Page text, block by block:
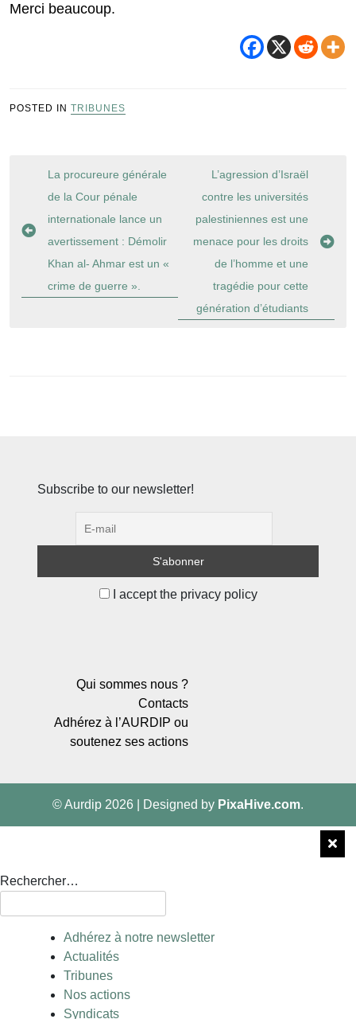
Merci beaucoup.
POSTED IN TRIBUNES
Navigation
l’article
La procureure générale
de la Cour pénale
internationale lance un
avertissement : Démolir
Khan al- Ahmar est un «
crime de guerre ».
L’agression d’Israël
contre les universités
palestiniennes est une
menace pour les droits
de l’homme et une
tragédie pour cette
génération d’étudiants
Subscribe to our newsletter!
I accept the privacy policy
Qui sommes nous ?
Contacts
Adhérez à l’AURDIP ou
soutenez ses actions
© Aurdip 2026 Designed by PixaHive.com.
Rechercher…
Adhérez à notre newsletter
Actualités
Tribunes
Nos actions
Syndicats